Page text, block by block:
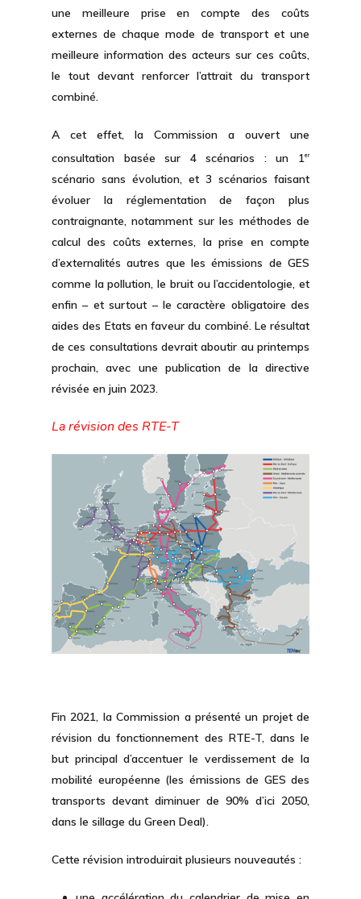
une meilleure prise en compte des coûts
externes de chaque mode de transport et une
meilleure information des acteurs sur ces coûts,
le tout devant renforcer l’attrait du transport
combiné.
A cet effet, la Commission a ouvert une
consultation basée sur 4 scénarios : un 1er
scénario sans évolution, et 3 scénarios faisant
évoluer la réglementation de façon plus
contraignante, notamment sur les méthodes de
calcul des coûts externes, la prise en compte
d’externalités autres que les émissions de GES
comme la pollution, le bruit ou l’accidentologie, et
enfin – et surtout – le caractère obligatoire des
aides des Etats en faveur du combiné. Le résultat
de ces consultations devrait aboutir au printemps
prochain, avec une publication de la directive
révisée en juin 2023.
La révision des RTE-T
Fin 2021, la Commission a présenté un projet de
révision du fonctionnement des RTE-T, dans le
but principal d’accentuer le verdissement de la
mobilité européenne (les émissions de GES des
transports devant diminuer de 90% d’ici 2050,
dans le sillage du Green Deal).
Cette révision introduirait plusieurs nouveautés :